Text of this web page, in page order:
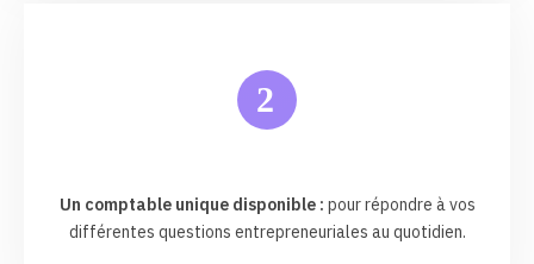
2
Un comptable unique disponible : pour répondre à vos
différentes questions entrepreneuriales au quotidien.